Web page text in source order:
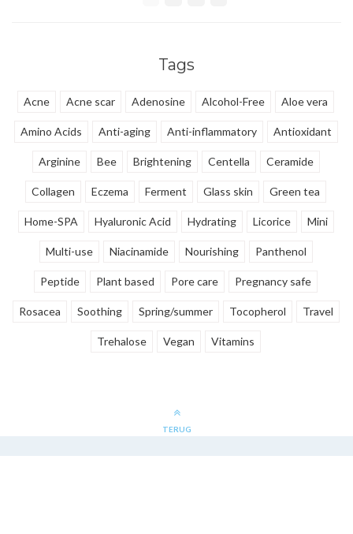
Tags
Acne Acne scar Adenosine Alcohol-Free Aloe vera
Amino Acids Anti-aging Anti-inflammatory Antioxidant
Arginine Bee Brightening Centella Ceramide
Collagen Eczema Ferment Glass skin Green tea
Home-SPA Hyaluronic Acid Hydrating Licorice Mini
Multi-use Niacinamide Nourishing Panthenol
Peptide Plant based Pore care Pregnancy safe
Rosacea Soothing Spring/summer Tocopherol Travel
Trehalose Vegan Vitamins
TERUG